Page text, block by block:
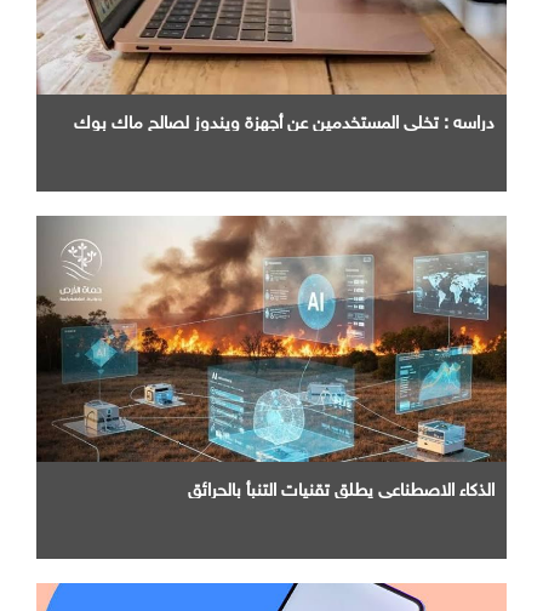
دراسه : تخلي المستخدمين عن أجهزة ويندوز لصالح ماك بوك
الذكاء الاصطناعي يطلق تقنيات التنبأ بالحرائق